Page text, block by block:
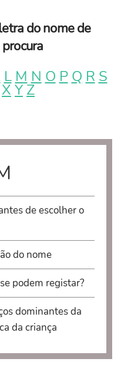
do nome de
L M N O P Q R S
XYZ
de escolher o
do nome
podem registar?
dominantes da
da criança